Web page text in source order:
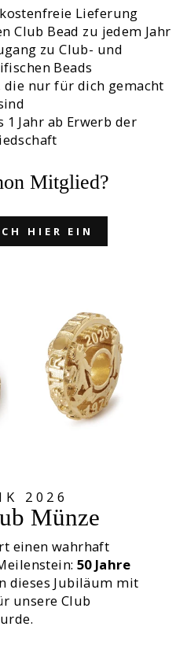
Lieferung
Club Bead zu jedem Jahr
zu Club- und
Beads
die nur für dich gemacht
Jahr ab Erwerb der
Mitglied?
HIER EIN
2026
Münze
einen wahrhaft
50 Jahre
dieses Jubiläum mit
unsere Club